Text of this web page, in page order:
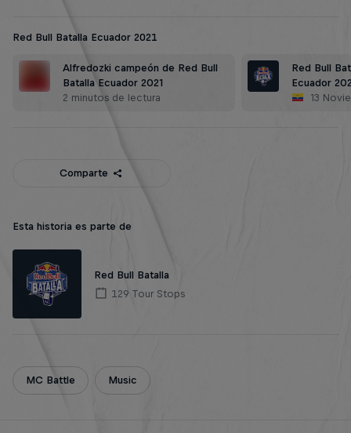
Red Bull Batalla Ecuador 2021
Alfredozki campeón de Red Bull
Batalla Ecuador 2021
2 minutos de lectura
Red Bull
Ecuador
13
Comparte
Esta historia es parte de
Red Bull Batalla
129 Tour Stops
MC Battle Music